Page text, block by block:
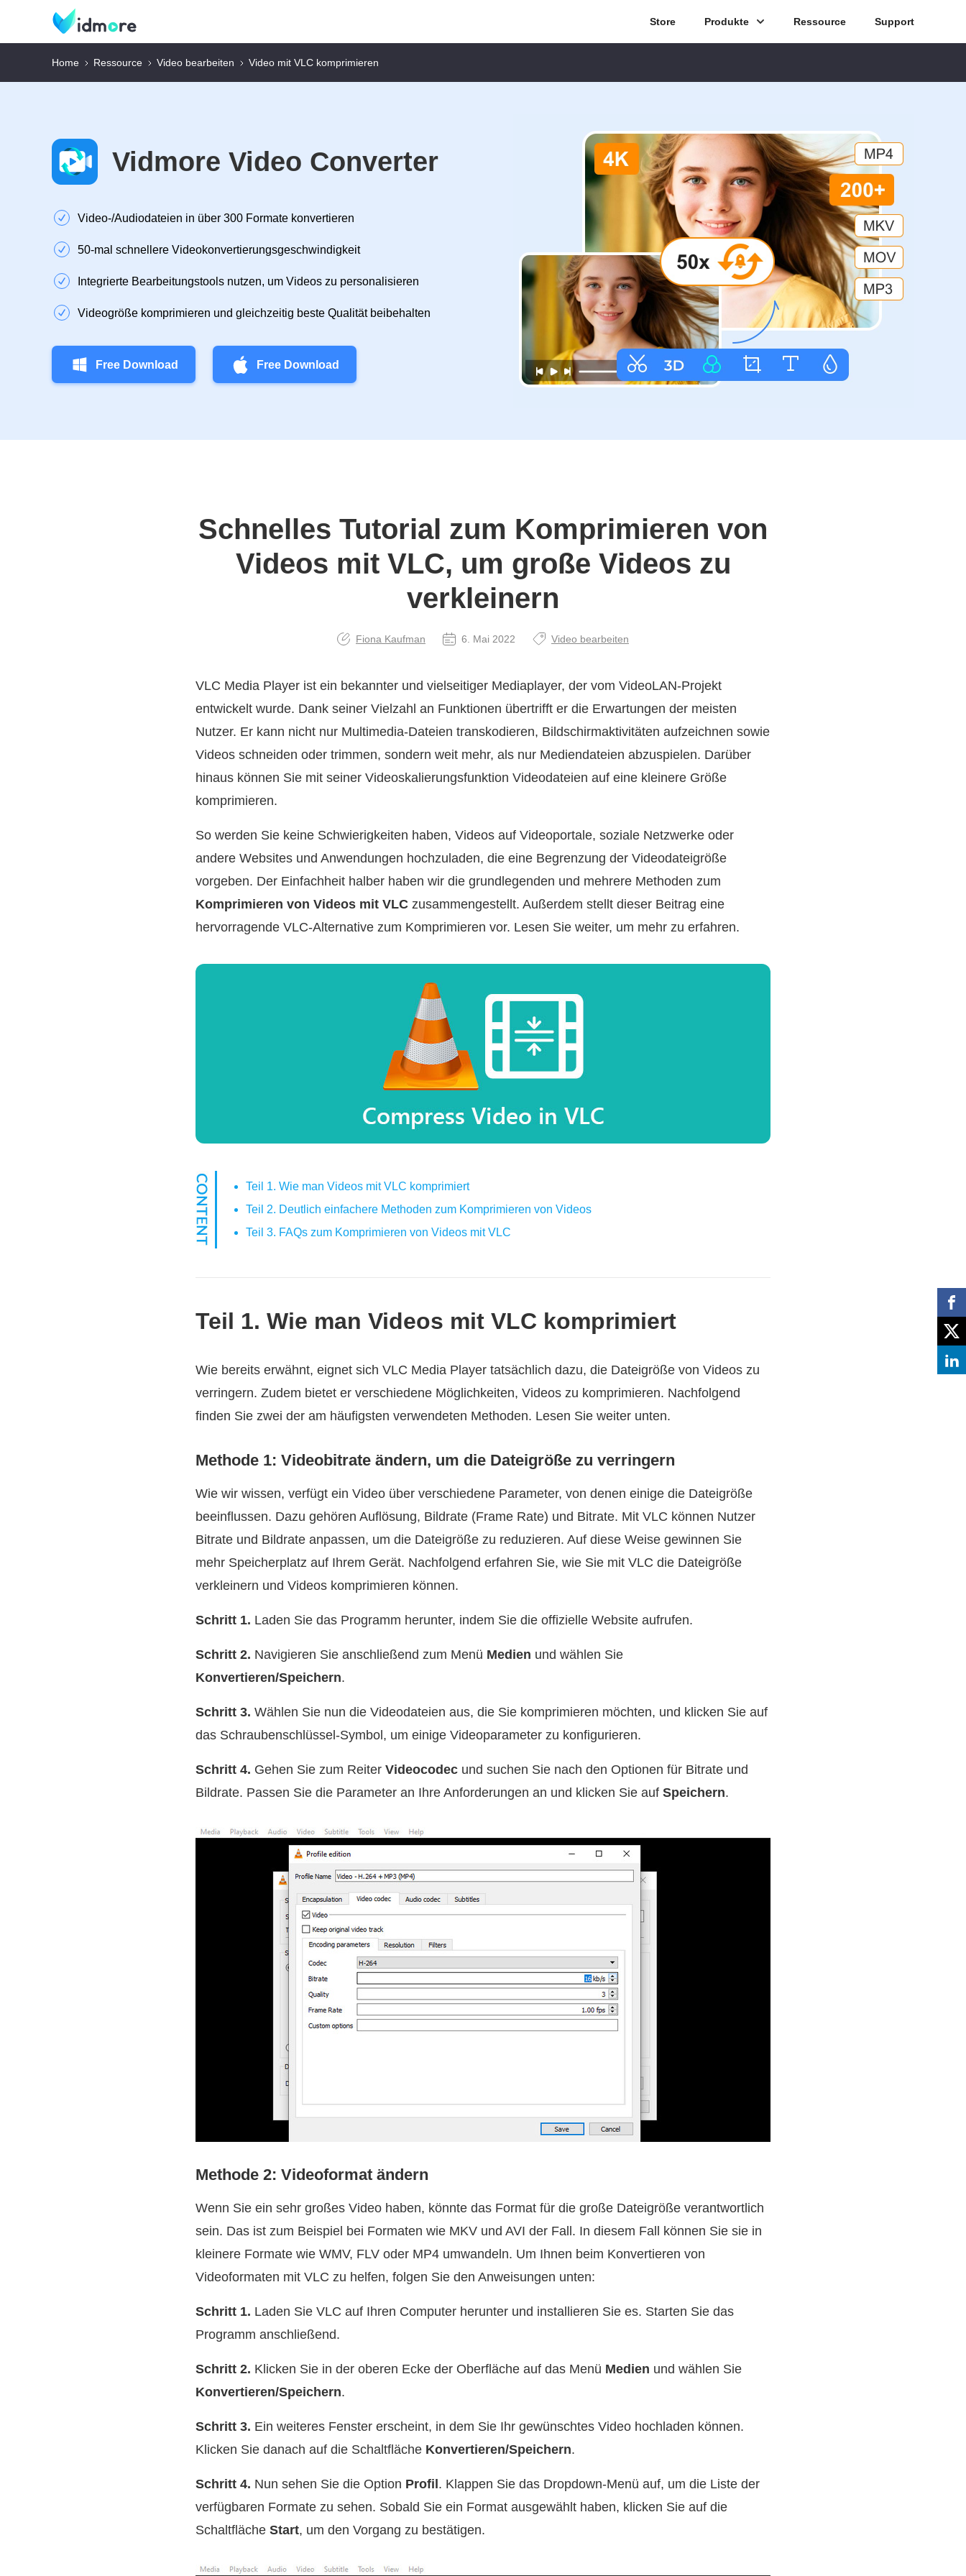
Store Produkte Ressource Support
Home Ressource Video bearbeiten Video mit VLC komprimieren
Vidmore Video Converter
Video‑/Audiodateien in über 300 Formate konvertieren
50‑mal schnellere Videokonvertierungsgeschwindigkeit
Integrierte Bearbeitungstools nutzen, um Videos zu personalisieren
Videogröße komprimieren und gleichzeitig beste Qualität beibehalten
Free Download Free Download
Schnelles Tutorial zum Komprimieren von
Videos mit VLC, um große Videos zu
verkleinern
Fiona Kaufman 6. Mai 2022 Video bearbeiten
VLC Media Player ist ein bekannter und vielseitiger Mediaplayer, der vom VideoLAN-Projekt
entwickelt wurde. Dank seiner Vielzahl an Funktionen übertrifft er die Erwartungen der meisten
Nutzer. Er kann nicht nur Multimedia-Dateien transkodieren, Bildschirmaktivitäten aufzeichnen sowie
Videos schneiden oder trimmen, sondern weit mehr, als nur Mediendateien abzuspielen. Darüber
hinaus können Sie mit seiner Videoskalierungsfunktion Videodateien auf eine kleinere Größe
komprimieren.
So werden Sie keine Schwierigkeiten haben, Videos auf Videoportale, soziale Netzwerke oder
andere Websites und Anwendungen hochzuladen, die eine Begrenzung der Videodateigröße
vorgeben. Der Einfachheit halber haben wir die grundlegenden und mehrere Methoden zum
Komprimieren von Videos mit VLC zusammengestellt. Außerdem stellt dieser Beitrag eine
hervorragende VLC-Alternative zum Komprimieren vor. Lesen Sie weiter, um mehr zu erfahren.
Teil 1. Wie man Videos mit VLC komprimiert
Teil 2. Deutlich einfachere Methoden zum Komprimieren von Videos
Teil 3. FAQs zum Komprimieren von Videos mit VLC
Teil 1. Wie man Videos mit VLC komprimiert
Wie bereits erwähnt, eignet sich VLC Media Player tatsächlich dazu, die Dateigröße von Videos zu
verringern. Zudem bietet er verschiedene Möglichkeiten, Videos zu komprimieren. Nachfolgend
finden Sie zwei der am häufigsten verwendeten Methoden. Lesen Sie weiter unten.
Methode 1: Videobitrate ändern, um die Dateigröße zu verringern
Wie wir wissen, verfügt ein Video über verschiedene Parameter, von denen einige die Dateigröße
beeinflussen. Dazu gehören Auflösung, Bildrate (Frame Rate) und Bitrate. Mit VLC können Nutzer
Bitrate und Bildrate anpassen, um die Dateigröße zu reduzieren. Auf diese Weise gewinnen Sie
mehr Speicherplatz auf Ihrem Gerät. Nachfolgend erfahren Sie, wie Sie mit VLC die Dateigröße
verkleinern und Videos komprimieren können.
Schritt 1. Laden Sie das Programm herunter, indem Sie die offizielle Website aufrufen.
Schritt 2. Navigieren Sie anschließend zum Menü Medien und wählen Sie
Konvertieren/Speichern.
Schritt 3. Wählen Sie nun die Videodateien aus, die Sie komprimieren möchten, und klicken Sie auf
das Schraubenschlüssel-Symbol, um einige Videoparameter zu konfigurieren.
Schritt 4. Gehen Sie zum Reiter Videocodec und suchen Sie nach den Optionen für Bitrate und
Bildrate. Passen Sie die Parameter an Ihre Anforderungen an und klicken Sie auf Speichern.
Methode 2: Videoformat ändern
Wenn Sie ein sehr großes Video haben, könnte das Format für die große Dateigröße verantwortlich
sein. Das ist zum Beispiel bei Formaten wie MKV und AVI der Fall. In diesem Fall können Sie sie in
kleinere Formate wie WMV, FLV oder MP4 umwandeln. Um Ihnen beim Konvertieren von
Videoformaten mit VLC zu helfen, folgen Sie den Anweisungen unten:
Schritt 1. Laden Sie VLC auf Ihren Computer herunter und installieren Sie es. Starten Sie das
Programm anschließend.
Schritt 2. Klicken Sie in der oberen Ecke der Oberfläche auf das Menü Medien und wählen Sie
Konvertieren/Speichern.
Schritt 3. Ein weiteres Fenster erscheint, in dem Sie Ihr gewünschtes Video hochladen können.
Klicken Sie danach auf die Schaltfläche Konvertieren/Speichern.
Schritt 4. Nun sehen Sie die Option Profil . Klappen Sie das Dropdown-Menü auf, um die Liste der
verfügbaren Formate zu sehen. Sobald Sie ein Format ausgewählt haben, klicken Sie auf die
Schaltfläche Start, um den Vorgang zu bestätigen.